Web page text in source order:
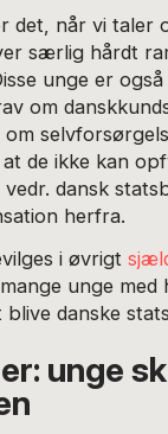
det, når vi taler
særlig hårdt
unge er
om
de ikke kan
dansk
herfra.
i øvrigt
unge med
danske
unge